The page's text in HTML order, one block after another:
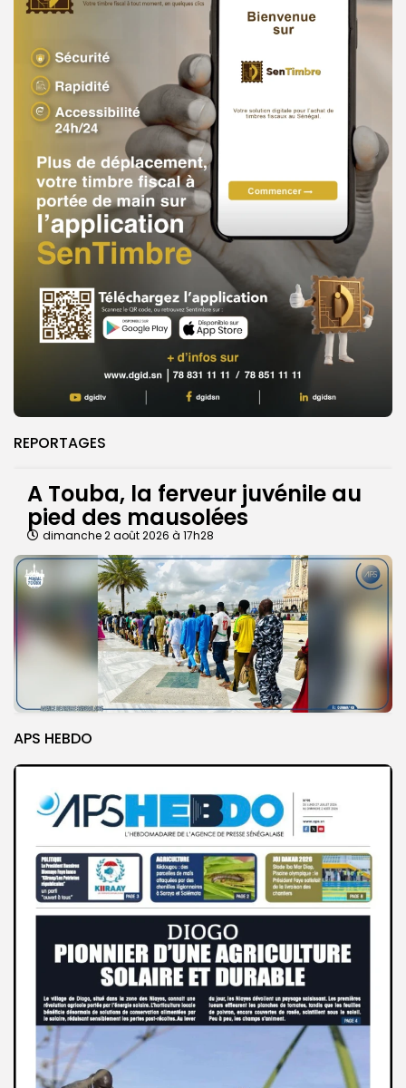
REPORTAGES
A Touba, la ferveur juvénile au
pied des mausolées
dimanche 2 août 2026 à 17h28
APS HEBDO